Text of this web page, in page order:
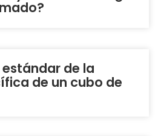
de la
de un cubo de